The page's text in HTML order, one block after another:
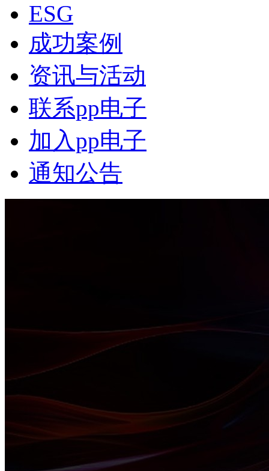
ESG
成功案例
资讯与活动
联系pp电子
加入pp电子
通知公告